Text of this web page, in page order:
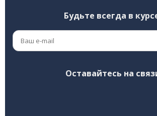
Будьте всегда в
Оставайтесь на